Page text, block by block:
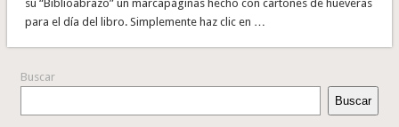
su “Biblioabrazo” un marcapáginas hecho con cartones de hueveras
para el día del libro. Simplemente haz clic en …
Buscar
Buscar